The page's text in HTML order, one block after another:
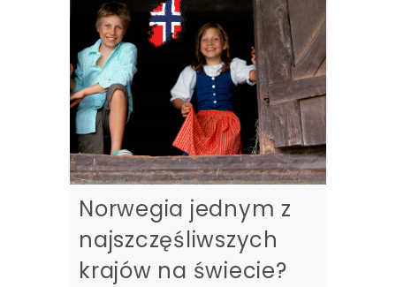
Norwegia jednym z
najszczęśliwszych
krajów na świecie?